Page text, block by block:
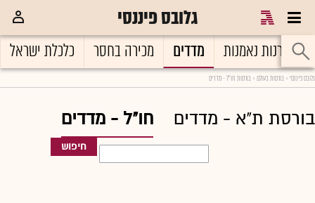
גלובס פיננסי
קרנות נאמנות מדדים מכירה בחסר כלכלת ישראל
גלובס פיננסי
גלובס פיננסי > בורסות בעולם > בורסות חו"ל - מדדים
בורסת ת"א - מדדים חו"ל - מדדים
חיפוש